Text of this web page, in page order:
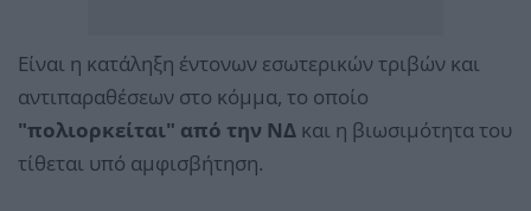
Είναι η κατάληξη έντονων εσωτερικών τριβών και
αντιπαραθέσεων στο κόμμα, το οποίο
"πολιορκείται" από την ΝΔ και η βιωσιμότητα του
τίθεται υπό αμφισβήτηση.